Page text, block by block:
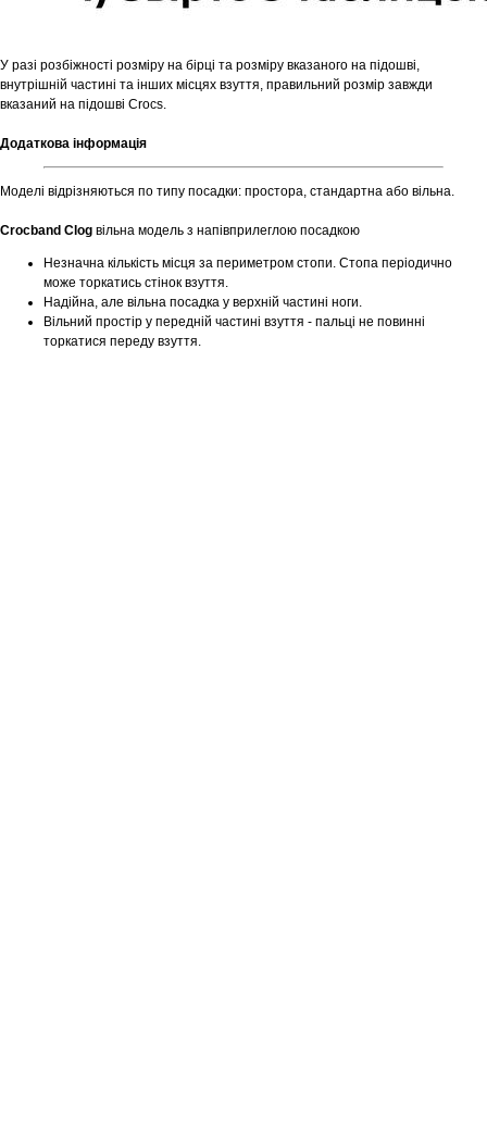
У разі розбіжності розміру на бірці та розміру вказаного на підошві,
внутрішній частині та інших місцях взуття, правильний розмір завжди
вказаний на підошві Crocs.
Додаткова інформація
Моделі відрізняються по типу посадки: простора, стандартна або вільна.
Crocband Clog вільна модель з напівприлеглою посадкою
Незначна кількість місця за периметром стопи. Стопа періодично
може торкатись стінок взуття.
Надійна, але вільна посадка у верхній частині ноги.
Вільний простір у передній частині взуття - пальці не повинні
торкатися переду взуття.